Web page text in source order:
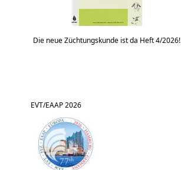
Die neue Züchtungskunde ist da Heft 4/2026!
EVT/EAAP 2026